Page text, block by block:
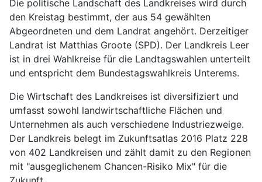
Die politische Landschaft des Landkreises wird durch
den Kreistag bestimmt, der aus 54 gewählten
Abgeordneten und dem Landrat angehört. Derzeitiger
Landrat ist Matthias Groote (SPD). Der Landkreis Leer
ist in drei Wahlkreise für die Landtagswahlen unterteilt
und entspricht dem Bundestagswahlkreis Unterems.
Die Wirtschaft des Landkreises ist diversifiziert und
umfasst sowohl landwirtschaftliche Flächen und
Unternehmen als auch verschiedene Industriezweige.
Der Landkreis belegt im Zukunftsatlas 2016 Platz 228
von 402 Landkreisen und zählt damit zu den Regionen
mit "ausgeglichenem Chancen-Risiko Mix" für die